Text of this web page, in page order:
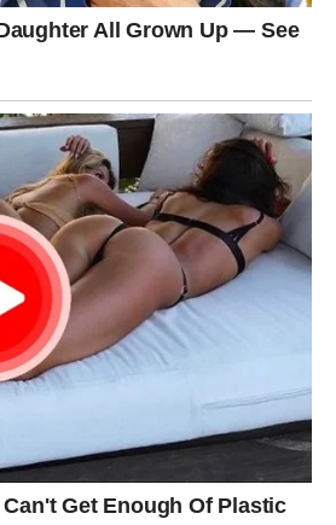
ne veruje lako. I kada joj je
potvrdu kroz ekstrem: da vidi
da li će ostati, da li će pobeći.
da vas nauči da prava ljubav ne
morate da kontrolišete da biste
nije slabost – poverenje je
romansa može biti početak
igrali igre, manipulacije,
reakciju”, možete uništiti nešto
Škorpije: obnova